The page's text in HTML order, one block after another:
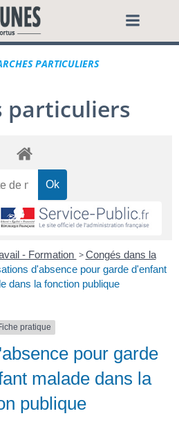
de
PARTICULIERS
particuliers
- Formation > Congés dans la
d'absence pour garde d'enfant
dans la fonction publique
pratique
pour garde
malade dans la
publique